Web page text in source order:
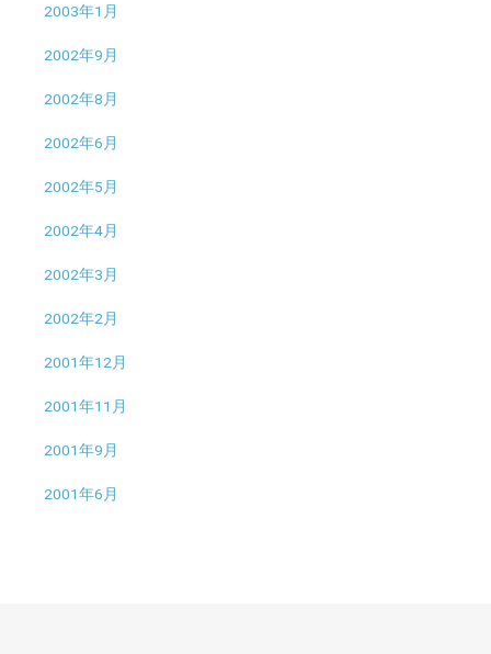
2003年1月
2002年9月
2002年8月
2002年6月
2002年5月
2002年4月
2002年3月
2002年2月
2001年12月
2001年11月
2001年9月
2001年6月